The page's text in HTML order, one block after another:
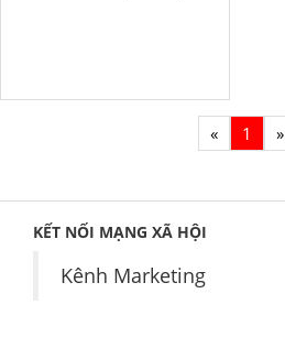
« 1 »
KẾT NỐI MẠNG XÃ HỘI
Kênh Marketing